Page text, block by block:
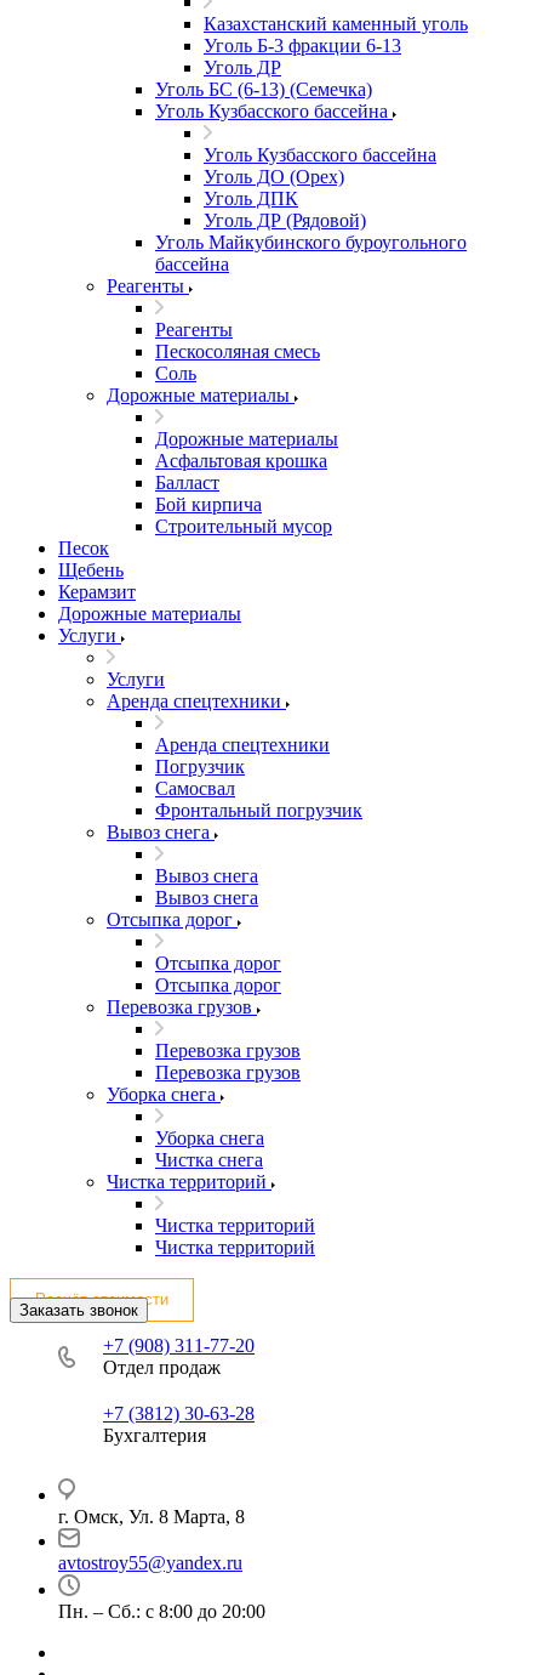
Казахстанский каменный уголь
Уголь Б-3 фракции 6-13
Уголь ДР
Уголь БС (6-13) (Семечка)
Уголь Кузбасского бассейна
Уголь Кузбасского бассейна
Уголь ДО (Орех)
Уголь ДПК
Уголь ДР (Рядовой)
Уголь Майкубинского буроугольного
бассейна
Реагенты
Реагенты
Пескосоляная смесь
Соль
Дорожные материалы
Дорожные материалы
Асфальтовая крошка
Балласт
Бой кирпича
Строительный мусор
Песок
Щебень
Керамзит
Дорожные материалы
Услуги
Услуги
Аренда спецтехники
Аренда спецтехники
Погрузчик
Самосвал
Фронтальный погрузчик
Вывоз снега
Вывоз снега
Вывоз снега
Отсыпка дорог
Отсыпка дорог
Отсыпка дорог
Перевозка грузов
Перевозка грузов
Перевозка грузов
Уборка снега
Уборка снега
Чистка снега
Чистка территорий
Чистка территорий
Чистка территорий
Расчёт стоимости
Заказать звонок
+7 (908) 311-77-20
Отдел продаж
+7 (3812) 30-63-28
Бухгалтерия
г. Омск, Ул. 8 Марта, 8
avtostroy55@yandex.ru
Пн. – Сб.: с 8:00 до 20:00